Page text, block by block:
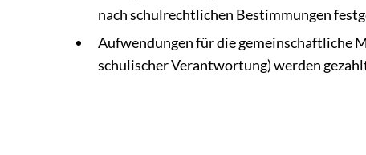
nach schulrechtlichen Bestimmungen
Aufwendungen für die gemeinschaftliche
schulischer Verantwortung) werden